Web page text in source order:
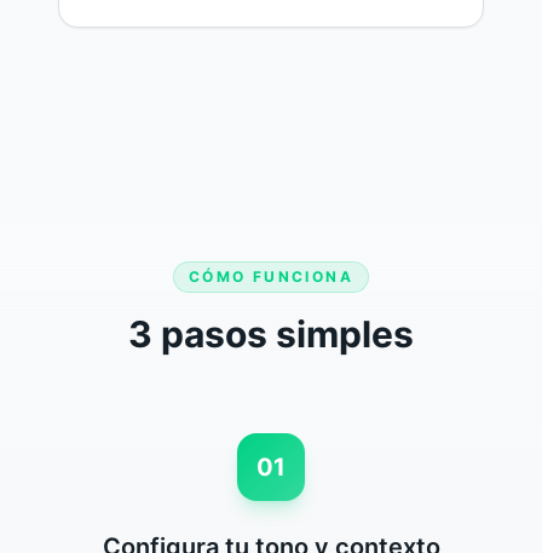
CÓMO FUNCIONA
3 pasos simples
01
Configura tu tono y contexto